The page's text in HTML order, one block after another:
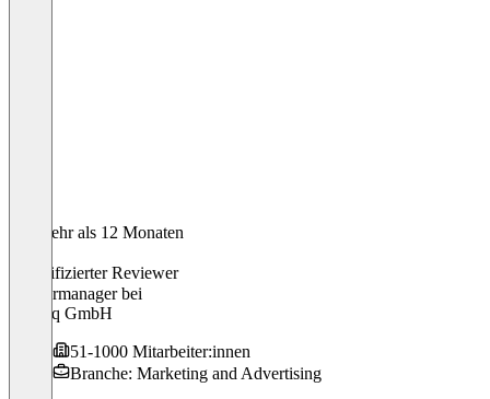
Vor mehr als 12 Monaten
Verifizierter Reviewer
Partnermanagerbei
emetriq GmbH
51-1000 Mitarbeiter:innen
Branche: Marketing and Advertising